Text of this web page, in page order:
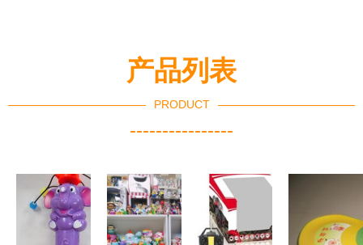
产品列表
PRODUCT
----------------